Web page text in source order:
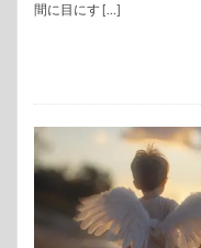
間に目にす […]